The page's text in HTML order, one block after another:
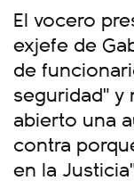
El vocero
exjefe de
de
seguridad" y
abierto una
contra
en la